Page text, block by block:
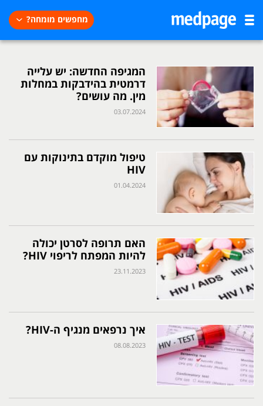
מחפשים מומחה?
המגיפה החדשה: יש עלייה
דרמטית בהידבקות במחלות
מין. מה עושים?
03.07.2024
טיפול מוקדם בתינוקות עם
HIV
01.04.2024
האם תרופה לסרטן יכולה
להיות המפתח לריפוי HIV?
23.11.2023
איך נרפאים מנגיף ה-HIV?
08.08.2023